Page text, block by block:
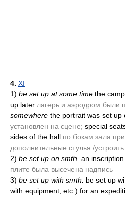
4. XI
1) be set up at some time the
up later лагерь и аэродром были
somewhere the portrait was set up
установлен на сцене; special
sides of the hall по бокам зала
дополнительные стулья /
2) be set up on smth. an
плите была высечена надпись
3) be set up with smth. be set up
with equipment, etc.) for an